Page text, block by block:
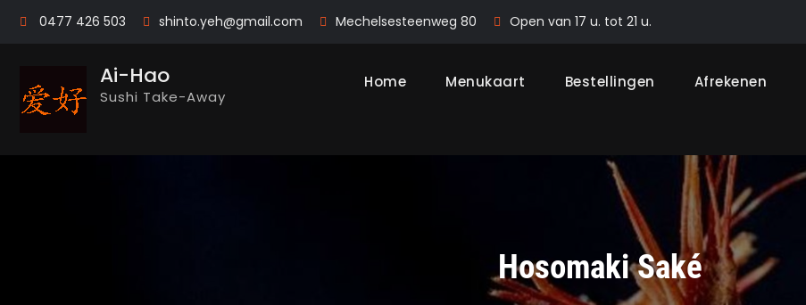
0477 426 503 shinto.yeh@gmail.com Mechelsesteenweg 80 Open van 17 u. tot 21 u.
Ai-Hao
Sushi Take-Away
Home Menukaart Bestellingen Afrekenen
Hosomaki Saké